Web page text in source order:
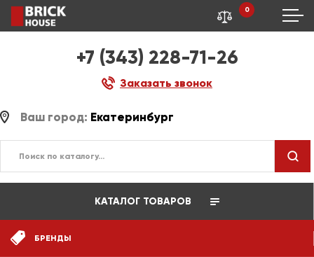
+7 (343) 228-71-26
Заказать звонок
0
Ваш город: Екатеринбург
КАТАЛОГ ТОВАРОВ
БРЕНДЫ